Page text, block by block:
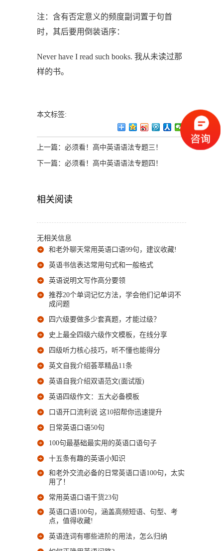
注：含有否定意义的频度副词置于句首
时，其后要用倒装语序：
Never have I read such books. 我从未读过那
样的书。
本文标签:
上一篇： 必须看！高中英语语法专题三！
下一篇： 必须看！高中英语语法专题四！
相关阅读
无相关信息
和老外聊天常用英语口语99句，建议收藏!
英语书信表达常用句式和一般格式
英语说明文写作高分要领
推荐20个单词记忆方法，学会他们记单词不
成问题
四六级要做多少套真题，才能过级？
史上最全四级六级作文模板，在线分享
四级听力核心技巧，听不懂也能得分
英文自我介绍荟萃精品11条
英语自我介绍双语范文(面试版)
英语四级作文：五大必备模板
口语开口流利说 这10招帮你迅速提升
日常英语口语50句
100句最基础最实用的英语口语句子
十五条有趣的英语小知识
和老外交流必备的日常英语口语100句，太实
用了！
常用英语口语干货23句
英语口语100句，涵盖高频短语、句型、考
点，值得收藏!
英语连词有哪些进阶的用法，怎么归纳